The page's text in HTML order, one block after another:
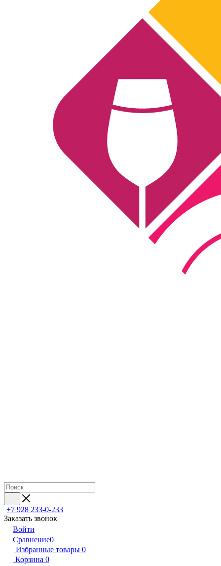
+7 928 233-0-233
Заказать звонок
Войти
Сравнение0
Избранные товары 0
Корзина 0